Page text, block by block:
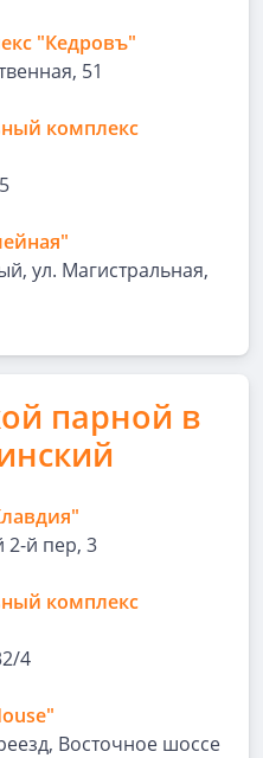
"Кедровъ"
51
комплекс
ул. Магистральная,
парной в
2-й пер, 3
комплекс
4
Восточное шоссе